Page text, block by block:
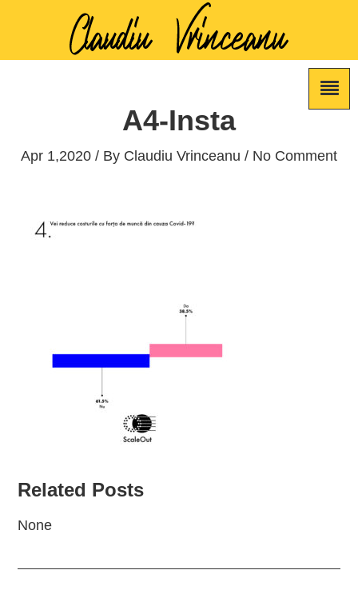
A4-Insta
Apr 1,2020 / By Claudiu Vrinceanu / No Comment
Related Posts
None